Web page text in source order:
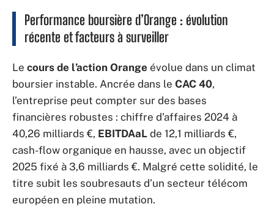
Performance boursière d’Orange : évolution
récente et facteurs à surveiller
Le cours de l’action Orange évolue dans un climat
boursier instable. Ancrée dans le CAC 40,
l’entreprise peut compter sur des bases
financières robustes : chiffre d’affaires 2024 à
40,26 milliards €, EBITDAaL de 12,1 milliards €,
cash-flow organique en hausse, avec un objectif
2025 fixé à 3,6 milliards €. Malgré cette solidité, le
titre subit les soubresauts d’un secteur télécom
européen en pleine mutation.